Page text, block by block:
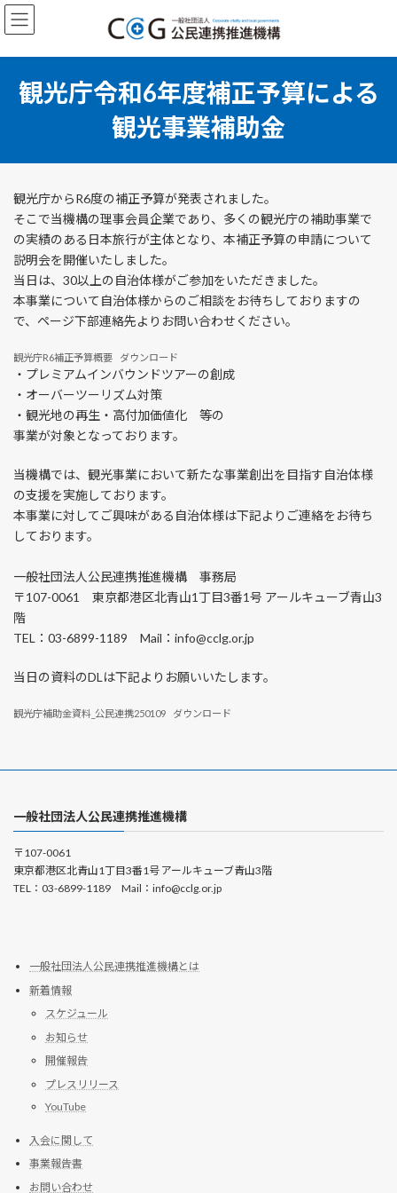
コ
ン
ン
プ
ナ
ビ
ー
動
観光庁令和6年度補正予算による
観光事業補助金
観光庁からR6度の補正予算が発表されました。
そこで当機構の理事会員企業であり、多くの観光庁の補助事業で
の実績のある日本旅行が主体となり、本補正予算の申請について
説明会を開催いたしました。
当日は、30以上の自治体様がご参加をいただきました。
本事業について自治体様からのご相談をお待ちしておりますの
で、ページ下部連絡先よりお問い合わせください。
観光庁R6補正予算概要 ダウンロード
・プレミアムインバウンドツアーの創成
・オーバーツーリズム対策
・観光地の再生・高付加価値化 等の
事業が対象となっております。
当機構では、観光事業において新たな事業創出を目指す自治体様
の支援を実施しております。
本事業に対してご興味がある自治体様は下記よりご連絡をお待ち
しております。
一般社団法人公民連携推進機構 事務局
〒107-0061 東京都港区北青山1丁目3番1号 アールキューブ青山3
階
TEL：03-6899-1189 Mail：info@cclg.or.jp
当日の資料のDLは下記よりお願いいたします。
観光庁補助金資料_公民連携250109 ダウンロード
一般社団法人公民連携推進機構
〒107-0061
東京都港区北青山1丁目3番1号 アールキューブ青山3階
TEL：03-6899-1189 Mail：info@cclg.or.jp
一般社団法人公民連携推進機構とは
新着情報
スケジュール
お知らせ
開催報告
プレスリリース
YouTube
入会に関して
事業報告書
お問い合わせ